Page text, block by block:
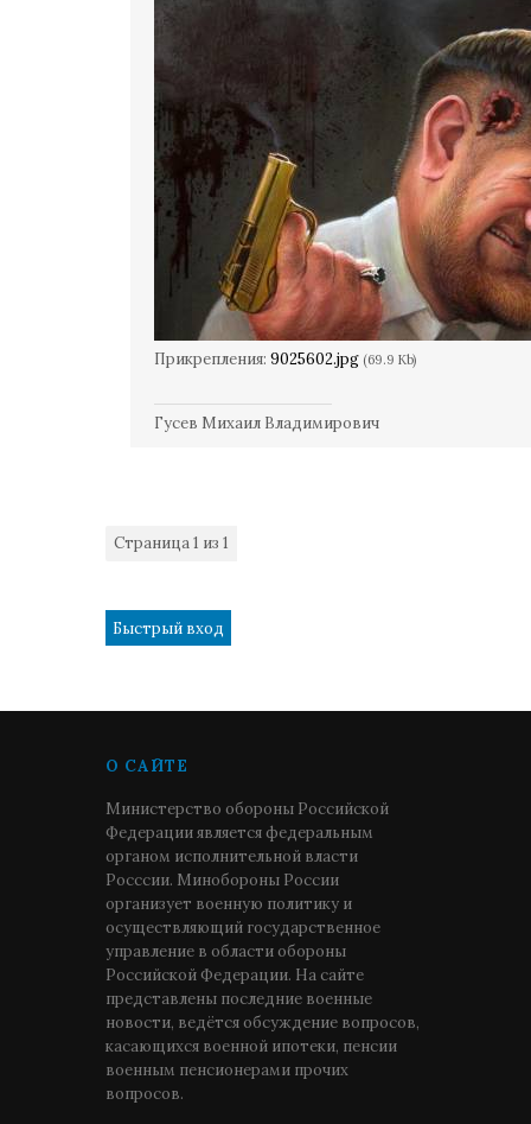
Прикрепления: 9025602.jpg (69.9 Kb)
Гусев Михаил Владимирович
Страница1 из 1
О САЙТЕ
Министерство обороны Российской
Федерации является федеральным
органом исполнительной власти
Росссии. Минобороны России
организует военную политику и
осуществляющий государственное
управление в области обороны
Российской Федерации. На сайте
представлены последние военные
новости, ведётся обсуждение вопросов,
касающихся военной ипотеки, пенсии
военным пенсионерами прочих
вопросов.